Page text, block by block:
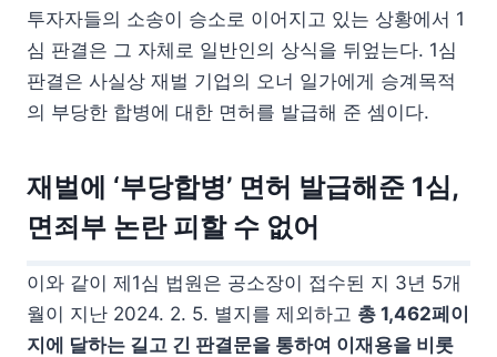
투자자들의 소송이 승소로 이어지고 있는 상황에서 1
심 판결은 그 자체로 일반인의 상식을 뒤엎는다. 1심
판결은 사실상 재벌 기업의 오너 일가에게 승계목적
의 부당한 합병에 대한 면허를 발급해 준 셈이다.
재벌에 ‘부당합병’ 면허 발급해준 1심,
면죄부 논란 피할 수 없어
이와 같이 제1심 법원은 공소장이 접수된 지 3년 5개
월이 지난 2024. 2. 5. 별지를 제외하고 총 1,462페이
지에 달하는 길고 긴 판결문을 통하여 이재용을 비롯